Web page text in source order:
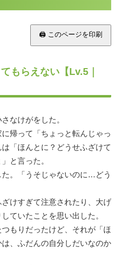
🖨 このページを印刷
もらえない【Lv.5｜
なけがをした。
帰って「ちょっと転んじゃっ
「ほんとに？どうせふざけて
と言った。
。「うそじゃないのに…どう
けすぎて注意されたり、大げ
ていたことを思い出した。
つもりだったけど、それが「ほ
、ふだんの自分しだいなのか